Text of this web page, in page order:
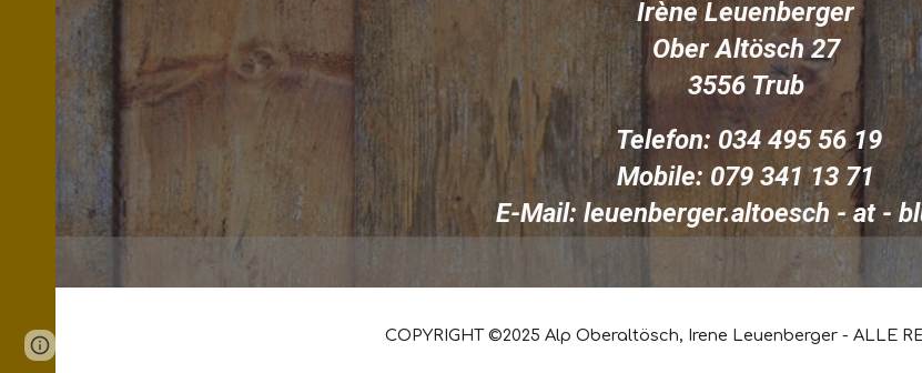
Irène Leuenberger
Ober Altösch 27
3556 Trub
Telefon: 034 495 56 19
Mobile: 079 341 13 71
E-Mail: leuenberger.altoesch - at -
COPYRIGHT ©2025 Alp Oberaltösch, Irene Leuenberger - ALLE